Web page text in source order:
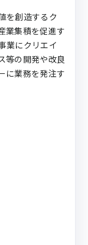
を創造するク
業集積を促進す
業にクリエイ
等の開発や改良
に業務を発注す